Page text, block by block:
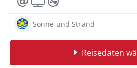
Sonne und Strand
Reisedaten